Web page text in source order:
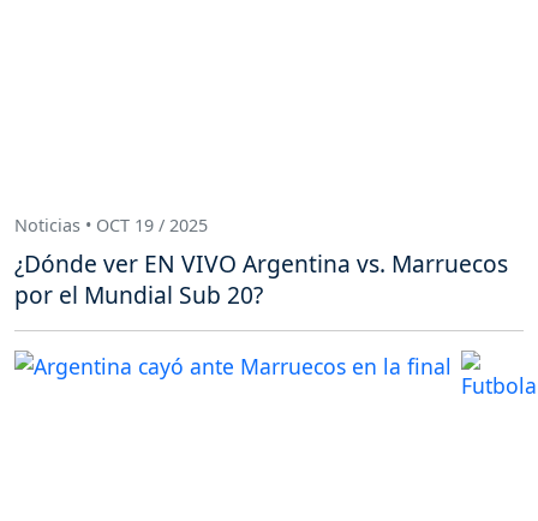
Noticias • OCT 19 / 2025
¿Dónde ver EN VIVO Argentina vs. Marruecos
por el Mundial Sub 20?